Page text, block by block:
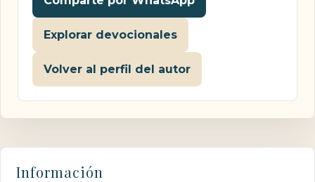
Explorar devocionales
Volver al perfil del autor
Información